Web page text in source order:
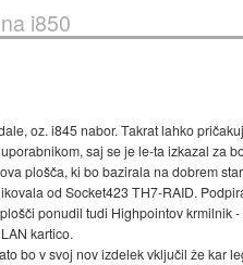
i850
oz. i845 nabor. Takrat lahko
saj se je le-ta izkazal za
plošča, ki bo bazirala na dobrem
od Socket423 TH7-RAID.
ponudil tudi Highpointov krmilnik
kartico.
bo v svoj nov izdelek vključil že kar